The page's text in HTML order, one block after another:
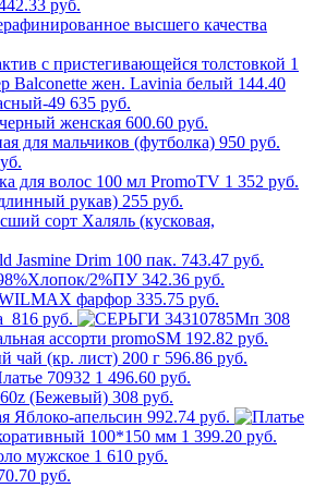
руб.
1
144.40
635 руб.
600.60 руб.
950 руб.
1 352 руб.
255 руб.
743.47 руб.
342.36 руб.
335.75 руб.
816 руб.
308
192.82 руб.
596.86 руб.
1 496.60 руб.
308 руб.
992.74 руб.
1 399.20 руб.
1 610 руб.
руб.